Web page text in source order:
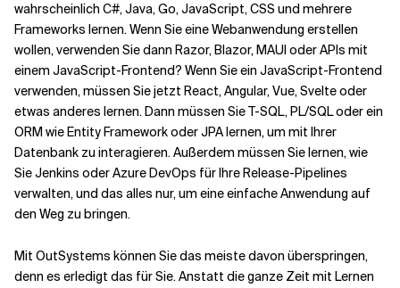
wahrscheinlich C#, Java, Go, JavaScript, CSS und mehrere
Frameworks lernen. Wenn Sie eine Webanwendung erstellen
wollen, verwenden Sie dann Razor, Blazor, MAUI oder APIs mit
einem JavaScript-Frontend? Wenn Sie ein JavaScript-Frontend
verwenden, müssen Sie jetzt React, Angular, Vue, Svelte oder
etwas anderes lernen. Dann müssen Sie T-SQL, PL/SQL oder ein
ORM wie Entity Framework oder JPA lernen, um mit Ihrer
Datenbank zu interagieren. Außerdem müssen Sie lernen, wie
Sie Jenkins oder Azure DevOps für Ihre Release-Pipelines
verwalten, und das alles nur, um eine einfache Anwendung auf
den Weg zu bringen.
Mit OutSystems können Sie das meiste davon überspringen,
denn es erledigt das für Sie. Anstatt die ganze Zeit mit Lernen